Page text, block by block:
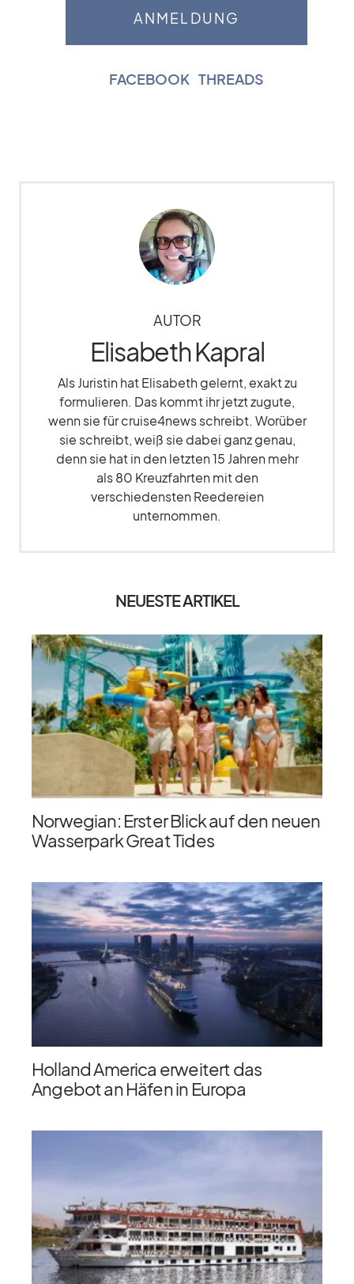
FACEBOOK THREADS
AUTOR
Elisabeth Kapral
Als Juristin hat Elisabeth gelernt, exakt zu
formulieren. Das kommt ihr jetzt zugute,
wenn sie für cruise4news schreibt. Worüber
sie schreibt, weiß sie dabei ganz genau,
denn sie hat in den letzten 15 Jahren mehr
als 80 Kreuzfahrten mit den
verschiedensten Reedereien
unternommen.
NEUESTE ARTIKEL
Norwegian: Erster Blick auf den neuen
Wasserpark Great Tides
Holland America erweitert das
Angebot an Häfen in Europa